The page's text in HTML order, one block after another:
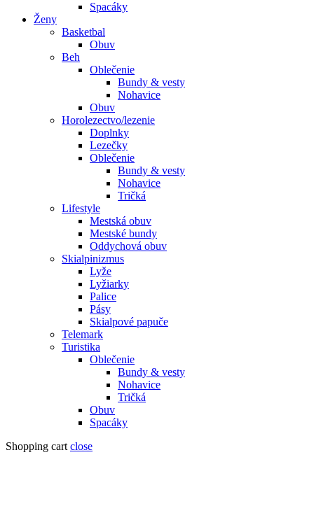
Spacáky
Ženy
Basketbal
Obuv
Beh
Oblečenie
Bundy & vesty
Nohavice
Obuv
Horolezectvo/lezenie
Doplnky
Lezečky
Oblečenie
Bundy & vesty
Nohavice
Tričká
Lifestyle
Mestská obuv
Mestské bundy
Oddychová obuv
Skialpinizmus
Lyže
Lyžiarky
Palice
Pásy
Skialpové papuče
Telemark
Turistika
Oblečenie
Bundy & vesty
Nohavice
Tričká
Obuv
Spacáky
Shopping cart close